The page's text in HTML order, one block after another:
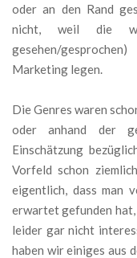
oder an den Rand
nicht, weil die
gesehen/
Marketing legen.
Die Genres waren
oder anhand der
Einschätzung
Vorfeld schon
eigentlich, dass man
erwartet gefunden hat,
leider gar nicht
haben wir einiges aus